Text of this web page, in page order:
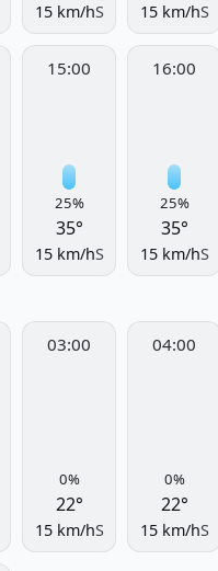
15 km/hS 15 km/hS
15:00
25%
35°
15 km/hS
16:00
25%
35°
15 km/hS
03:00
0%
22°
15 km/hS
04:00
0%
22°
15 km/hS